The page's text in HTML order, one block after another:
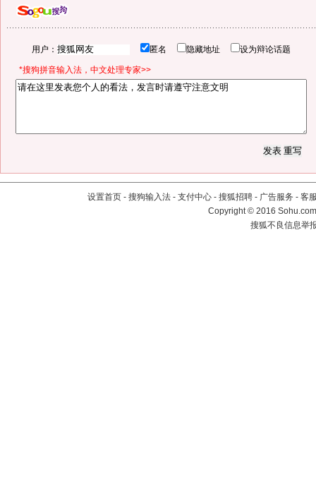
用户： 匿名 隐藏地址 设为辩论话题
*搜狗拼音输入法，中文处理专家>>
设置首页 - 搜狗输入法 - 支付中心 - 搜狐招聘 - 广告服务 - 客
Copyright©2016
搜狐不良信息举